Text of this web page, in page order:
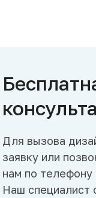
Для вызова
заявку или
нам по телефону
Наш специалист